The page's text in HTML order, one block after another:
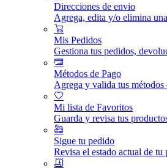
Direcciones de envio
Agrega, edita y/o elimina
Mis Pedidos
Gestiona tus pedidos,
Métodos de Pago
Agrega y valida tus métodos
Mi lista de Favoritos
Guarda y revisa tus
Sigue tu pedido
Revisa el estado actual de tu